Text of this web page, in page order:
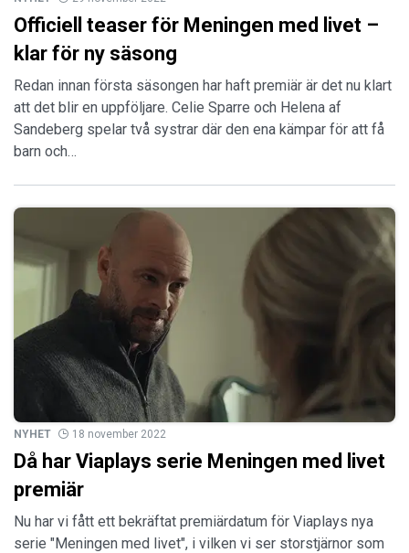
Officiell teaser för Meningen med livet –
klar för ny säsong
Redan innan första säsongen har haft premiär är det nu klart
att det blir en uppföljare. Celie Sparre och Helena af
Sandeberg spelar två systrar där den ena kämpar för att få
barn och…
NYHET 18 november 2022
Då har Viaplays serie Meningen med livet
premiär
Nu har vi fått ett bekräftat premiärdatum för Viaplays nya
serie "Meningen med livet", i vilken vi ser storstjärnor som